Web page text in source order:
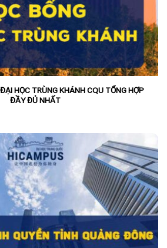
HỌC TRÙNG KHÁNH CQU TỔNG HỢP
ĐẦY ĐỦ NHẤT